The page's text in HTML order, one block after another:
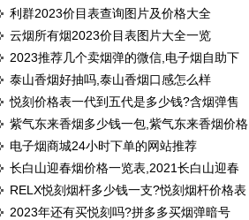
利群2023价目表查询图片及价格大全
云烟所有烟2023价目表图片大全一览
2023推荐几个卖烟弹的微信,电子烟自助下
单平台
泰山香烟好抽吗,泰山香烟口感怎么样
悦刻价格表一代到五代是多少钱?含烟弹售
价
紫气东来香烟多少钱一包,紫气东来香烟价格
表图一览表（4种）
电子烟商城24小时下单的网站推荐
长白山迎春烟价格一览表,2021长白山迎春
中支多少钱一盒
RELX悦刻烟杆多少钱一支?悦刻烟杆价格表
2023年还有买悦刻吗?拼多多买烟弹暗号